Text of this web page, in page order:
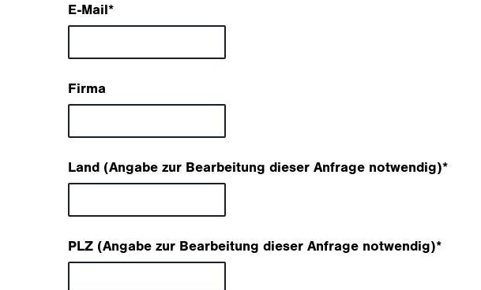
E-Mail*
Firma
Land (Angabe zur Bearbeitung dieser Anfrage notwendig)*
PLZ (Angabe zur Bearbeitung dieser Anfrage notwendig)*